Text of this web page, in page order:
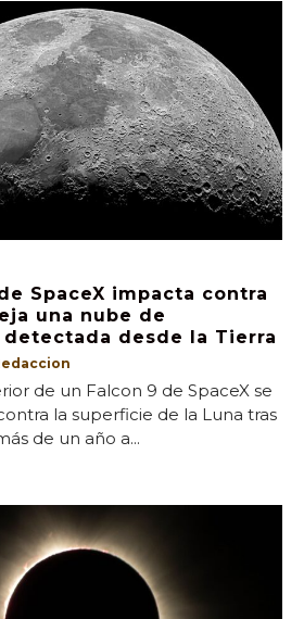
SpaceX impacta contra
una nube de
detectada desde la Tierra
de un Falcon 9 de SpaceX se
la superficie de la Luna tras
de un año a...